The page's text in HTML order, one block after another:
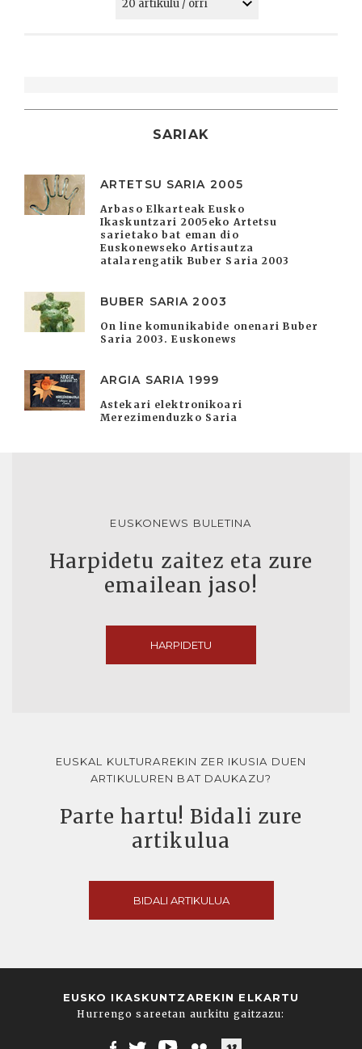
SARIAK
ARTETSU SARIA 2005
Arbaso Elkarteak Eusko
Ikaskuntzari 2005eko Artetsu
sarietako bat eman dio
Euskonewseko Artisautza
atalarengatik Buber Saria 2003
BUBER SARIA 2003
On line komunikabide onenari Buber
Saria 2003. Euskonews
ARGIA SARIA 1999
Astekari elektronikoari
Merezimenduzko Saria
EUSKONEWS BULETINA
Harpidetu zaitez eta zure
emailean jaso!
HARPIDETU
EUSKAL KULTURAREKIN ZER IKUSIA DUEN
ARTIKULUREN BAT DAUKAZU?
Parte hartu! Bidali zure
artikulua
BIDALI ARTIKULUA
EUSKO IKASKUNTZAREKIN ELKARTU
Hurrengo sareetan aurkitu gaitzazu: